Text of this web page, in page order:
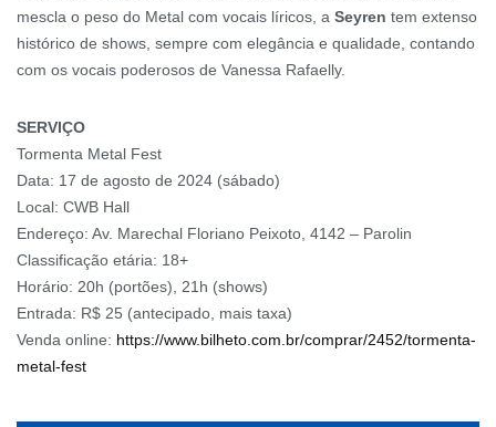
mescla o peso do Metal com vocais líricos, a Seyren tem extenso
histórico de shows, sempre com elegância e qualidade, contando
com os vocais poderosos de Vanessa Rafaelly.
SERVIÇO
Tormenta Metal Fest
Data: 17 de agosto de 2024 (sábado)
Local: CWB Hall
Endereço: Av. Marechal Floriano Peixoto, 4142 – Parolin
Classificação etária: 18+
Horário: 20h (portões), 21h (shows)
Entrada: R$ 25 (antecipado, mais taxa)
Venda online: https://www.bilheto.com.br/comprar/2452/tormenta-
metal-fest